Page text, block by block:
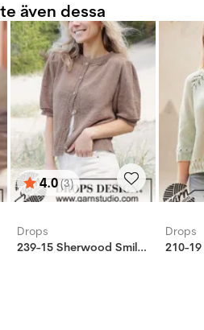
även dessa
Betyg:
4.0(3)
utav 5 stjärnor
Drops
239-15 Sherwood Smiles Cardigan
Drops
210-